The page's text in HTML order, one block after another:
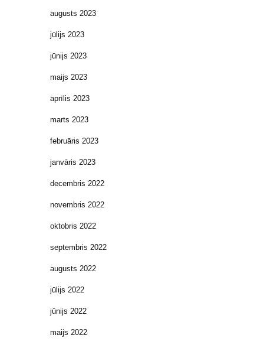
augusts 2023
jūlijs 2023
jūnijs 2023
maijs 2023
aprīlis 2023
marts 2023
februāris 2023
janvāris 2023
decembris 2022
novembris 2022
oktobris 2022
septembris 2022
augusts 2022
jūlijs 2022
jūnijs 2022
maijs 2022